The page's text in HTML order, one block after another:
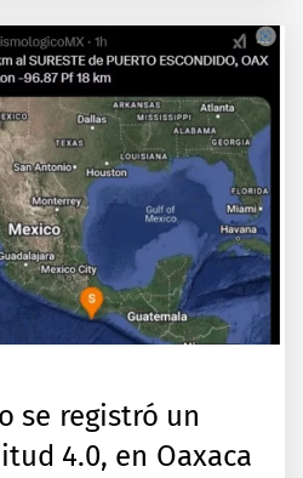
se registró un
4.0, en Oaxaca